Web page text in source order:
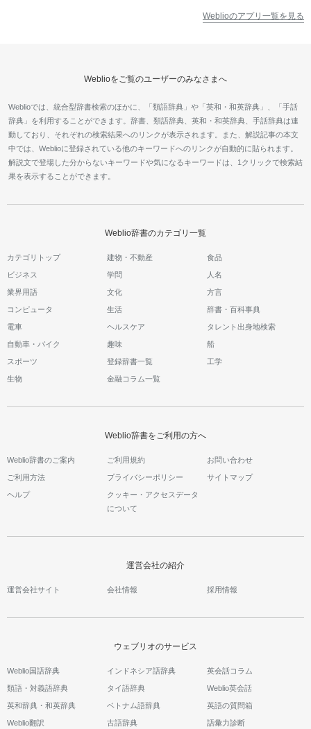
Weblioのアプリ一覧を見る
Weblioをご覧のユーザーのみなさまへ
Weblioでは、統合型辞書検索のほかに、「類語辞典」や「英和・和英辞典」、「手話
辞典」を利用することができます。辞書、類語辞典、英和・和英辞典、手話辞典は連
動しており、それぞれの検索結果へのリンクが表示されます。また、解説記事の本文
中では、Weblioに登録されている他のキーワードへのリンクが自動的に貼られます。
解説文で登場した分からないキーワードや気になるキーワードは、1クリックで検索結
果を表示することができます。
Weblio辞書のカテゴリ一覧
カテゴリトップ 建物・不動産 食品
ビジネス 学問 人名
業界用語 文化 方言
コンピュータ 生活 辞書・百科事典
電車 ヘルスケア タレント出身地検索
自動車・バイク 趣味 船
スポーツ 登録辞書一覧 工学
生物 金融コラム一覧
Weblio辞書をご利用の方へ
Weblio辞書のご案内 ご利用規約 お問い合わせ
ご利用方法 プライバシーポリシー サイトマップ
ヘルプ
クッキー・アクセスデータ
について
運営会社の紹介
運営会社サイト 会社情報 採用情報
ウェブリオのサービス
Weblio国語辞典
類語・対義語辞典
英和辞典・和英辞典
Weblio翻訳
インドネシア語辞典
タイ語辞典
ベトナム語辞典
古語辞典
英会話コラム
Weblio英会話
英語の質問箱
語彙力診断